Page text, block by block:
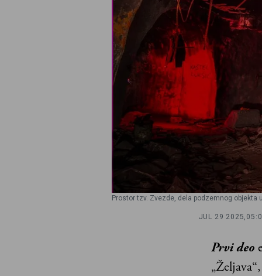
Prostor tzv. Zvezde, dela podzemnog
JUL 29 2025,
Prvi deo